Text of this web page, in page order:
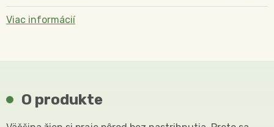
Viac informácií
O produkte